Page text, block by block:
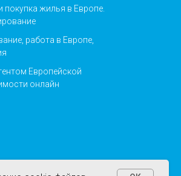
покупка жилья в Европе.
работа в Европе,
Европейской
онлайн